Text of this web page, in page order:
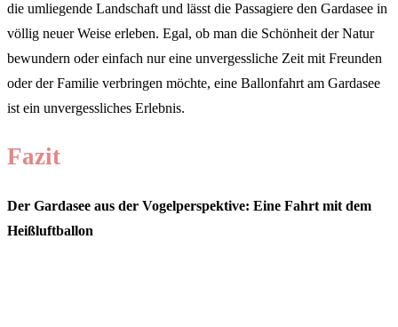
die umliegende Landschaft und lässt die Passagiere den Gardasee in
völlig neuer Weise erleben. Egal, ob man die Schönheit der Natur
bewundern oder einfach nur eine unvergessliche Zeit mit Freunden
oder der Familie verbringen möchte, eine Ballonfahrt am Gardasee
ist ein unvergessliches Erlebnis.
Fazit
Der Gardasee aus der Vogelperspektive: Eine Fahrt mit dem
Heißluftballon